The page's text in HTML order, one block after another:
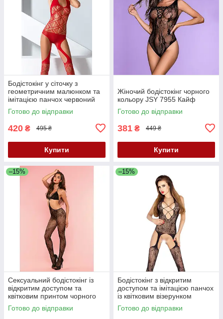
Бодістокінг у сіточку з
геометричним малюнком та
імітацією панчох червоний
Passion модель BS060
розміри S М L Кайф
Готово до відправки
420 ₴ 495 ₴
Купити
Жіночий бодістокінг чорного
кольору JSY 7955 Кайф
Готово до відправки
381 ₴ 449 ₴
Купити
–15%
Сексуальний бодістокінг із
відкритим доступом та
квітковим принтом чорного
кольору Leg Avenue розмір
Оne size Кайф
Готово до відправки
–15%
Бодістокінг з відкритим
доступом та імітацією панчох
із квітковим візерунком
чорного кольору Passion
модель BS017 розміри S M L
Готово до відправки